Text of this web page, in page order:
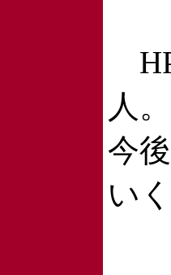
人
今
いく